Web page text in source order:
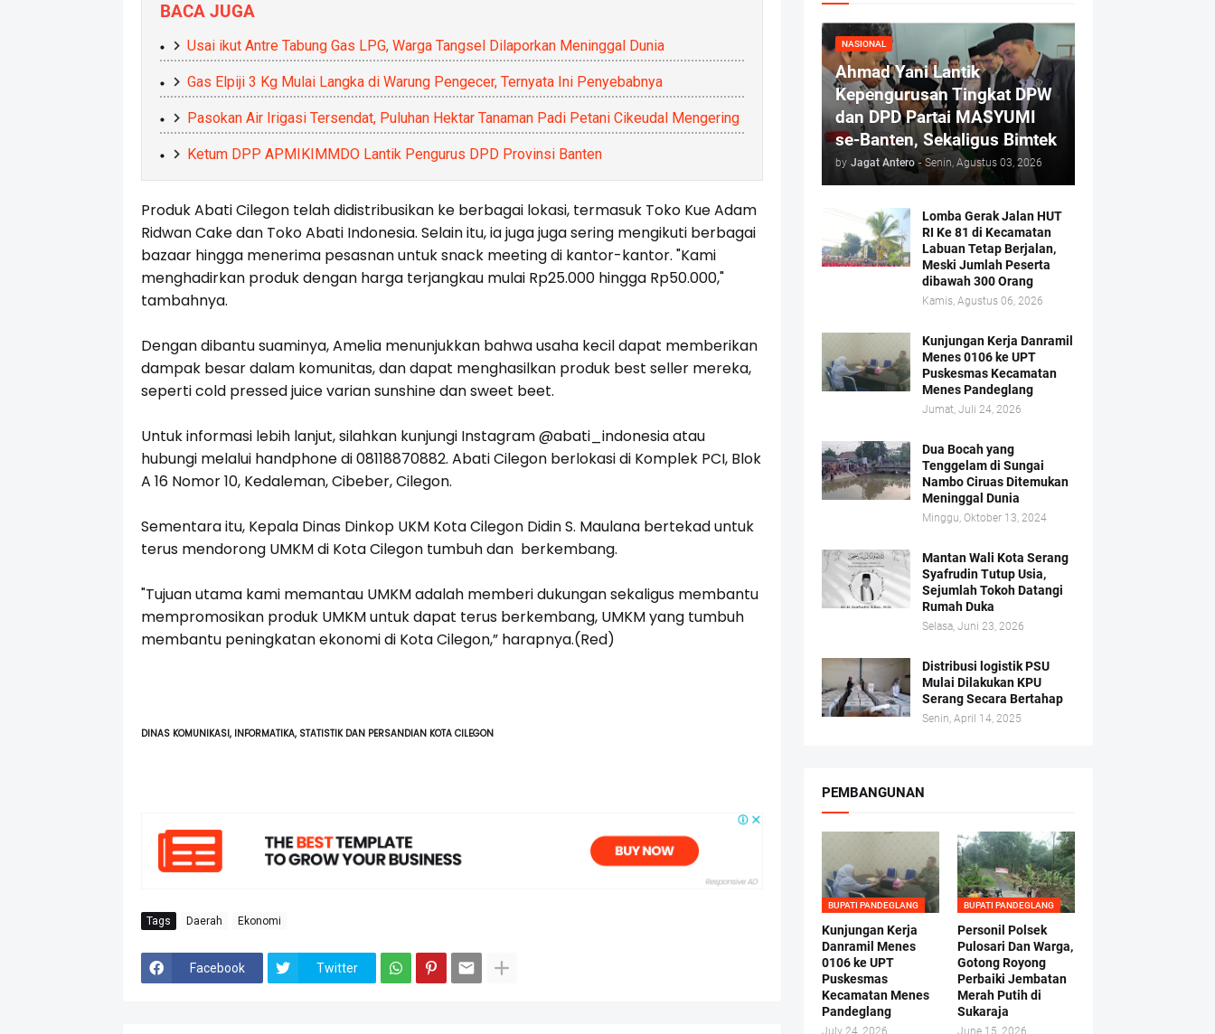
BACA JUGA
Usai ikut Antre Tabung Gas LPG, Warga Tangsel Dilaporkan Meninggal Dunia
Gas Elpiji 3 Kg Mulai Langka di Warung Pengecer, Ternyata Ini Penyebabnya
Pasokan Air Irigasi Tersendat, Puluhan Hektar Tanaman Padi Petani Cikeudal Mengering
Ketum DPP APMIKIMMDO Lantik Pengurus DPD Provinsi Banten
Produk Abati Cilegon telah didistribusikan ke berbagai lokasi, termasuk Toko Kue Adam
Ridwan Cake dan Toko Abati Indonesia. Selain itu, ia juga juga sering mengikuti berbagai
bazaar hingga menerima pesasnan untuk snack meeting di kantor-kantor. "Kami
menghadirkan produk dengan harga terjangkau mulai Rp25.000 hingga Rp50.000,"
tambahnya.
Dengan dibantu suaminya, Amelia menunjukkan bahwa usaha kecil dapat memberikan
dampak besar dalam komunitas, dan dapat menghasilkan produk best seller mereka,
seperti cold pressed juice varian sunshine dan sweet beet.
Untuk informasi lebih lanjut, silahkan kunjungi Instagram @abati_indonesia atau
hubungi melalui handphone di 08118870882. Abati Cilegon berlokasi di Komplek PCI, Blok
A 16 Nomor 10, Kedaleman, Cibeber, Cilegon.
Sementara itu, Kepala Dinas Dinkop UKM Kota Cilegon Didin S. Maulana bertekad untuk
terus mendorong UMKM di Kota Cilegon tumbuh dan berkembang.
"Tujuan utama kami memantau UMKM adalah memberi dukungan sekaligus membantu
mempromosikan produk UMKM untuk dapat terus berkembang, UMKM yang tumbuh
membantu peningkatan ekonomi di Kota Cilegon,” harapnya.(Red)
DINAS KOMUNIKASI, INFORMATIKA, STATISTIK DAN PERSANDIAN KOTA CILEGON
Tags Daerah Ekonomi
Facebook Twitter
NASIONAL
Ahmad Yani Lantik
Kepengurusan Tingkat DPW
dan DPD Partai MASYUMI
se-Banten, Sekaligus Bimtek
by Jagat Antero - Senin, Agustus 03, 2026
Lomba Gerak Jalan HUT
RI Ke 81 di Kecamatan
Labuan Tetap Berjalan,
Meski Jumlah Peserta
dibawah 300 Orang
Kamis, Agustus 06, 2026
Kunjungan Kerja Danramil
Menes 0106 ke UPT
Puskesmas Kecamatan
Menes Pandeglang
Jumat, Juli 24, 2026
Dua Bocah yang
Tenggelam di Sungai
Nambo Ciruas Ditemukan
Meninggal Dunia
Minggu, Oktober 13, 2024
Mantan Wali Kota Serang
Syafrudin Tutup Usia,
Sejumlah Tokoh Datangi
Rumah Duka
Selasa, Juni 23, 2026
Distribusi logistik PSU
Mulai Dilakukan KPU
Serang Secara Bertahap
Senin, April 14, 2025
PEMBANGUNAN
BUPATI PANDEGLANG
Kunjungan Kerja
Danramil Menes
0106 ke UPT
Puskesmas
Kecamatan Menes
Pandeglang
July 24, 2026
BUPATI PANDEGLANG
Personil Polsek
Pulosari Dan Warga,
Gotong Royong
Perbaiki Jembatan
Merah Putih di
Sukaraja
June 15, 2026